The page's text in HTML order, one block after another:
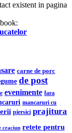
existent in pagina
carne de porc
de post
evenimente fara
mancaruri cu
piersici prajitura
craciun retete pentru